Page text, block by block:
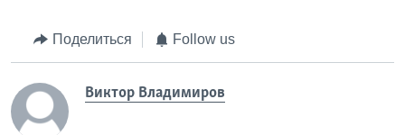
Поделиться Follow us
Виктор Владимиров